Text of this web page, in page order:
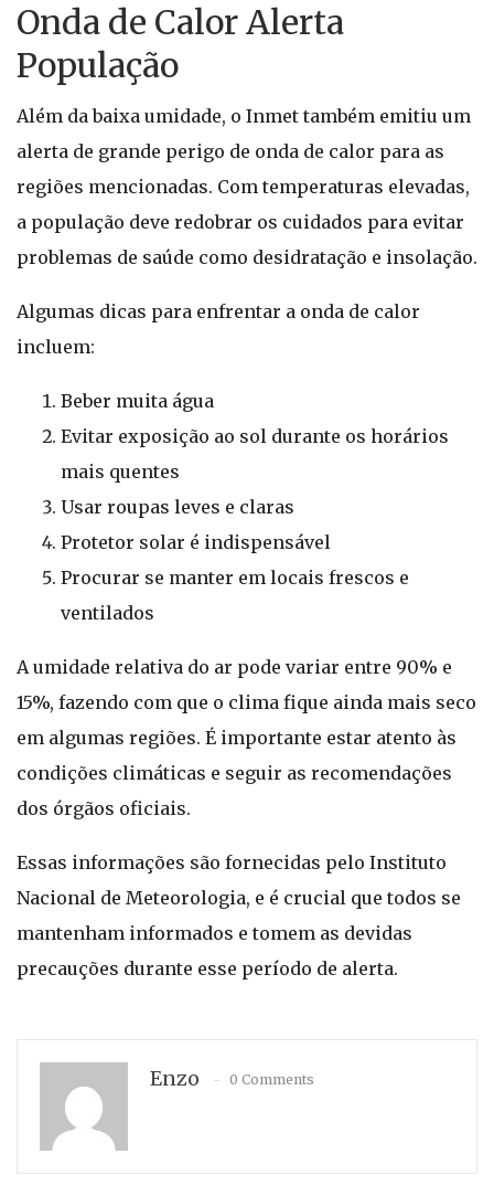
Onda de Calor Alerta
População
Além da baixa umidade, o Inmet também emitiu um
alerta de grande perigo de onda de calor para as
regiões mencionadas. Com temperaturas elevadas,
a população deve redobrar os cuidados para evitar
problemas de saúde como desidratação e insolação.
Algumas dicas para enfrentar a onda de calor
incluem:
Beber muita água
Evitar exposição ao sol durante os horários
mais quentes
Usar roupas leves e claras
Protetor solar é indispensável
Procurar se manter em locais frescos e
ventilados
A umidade relativa do ar pode variar entre 90% e
15%, fazendo com que o clima fique ainda mais seco
em algumas regiões. É importante estar atento às
condições climáticas e seguir as recomendações
dos órgãos oficiais.
Essas informações são fornecidas pelo Instituto
Nacional de Meteorologia, e é crucial que todos se
mantenham informados e tomem as devidas
precauções durante esse período de alerta.
Enzo 0 Comments